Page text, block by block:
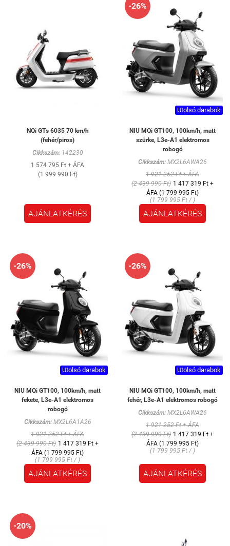
NQi GTs 6035 70 km/h
(fehér/piros)
Cikkszám:142230
1 574 795 Ft + ÁFA
(1 999 990 Ft)
AJÁNLATKÉRÉS
-26%
Utolsó darabok
NIU MQi GT100, 100km/h, matt
szürke, L3e-A1 elektromos
robogó
Cikkszám: MX2L6AWA26
1 921 252 Ft + ÁFA
(2 439 990 Ft) 1 417 319 Ft +
ÁFA (1 799 995 Ft)
(1 799 995 Ft / )
AJÁNLATKÉRÉS
-26%
Utolsó darabok
NIU MQi GT100, 100km/h, matt
fekete, L3e-A1 elektromos
robogó
Cikkszám:MX2L6A1A26
1 921 252 Ft + ÁFA
(2 439 990 Ft) 1 417 319 Ft +
ÁFA (1 799 995 Ft)
(1 799 995 Ft / )
AJÁNLATKÉRÉS
-26%
Utolsó darabok
NIU MQi GT100, 100km/h, matt
fehér, L3e-A1 elektromos robogó
Cikkszám: MX2L6AWA26
1 921 252 Ft + ÁFA
(2 439 990 Ft) 1 417 319 Ft +
ÁFA (1 799 995 Ft)
(1 799 995 Ft / )
AJÁNLATKÉRÉS
-20%